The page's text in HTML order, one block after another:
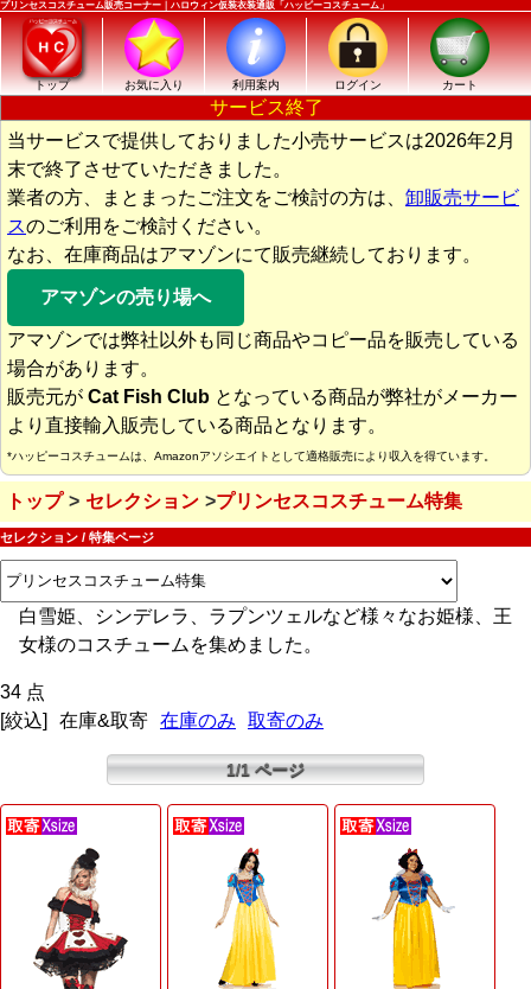
プリンセスコスチューム販売コーナー｜ハロウィン仮装衣装通販「ハッピーコスチューム」
トップ お気に入り 利用案内 ログイン カート
サービス終了
当サービスで提供しておりました小売サービスは2026年2月
末で終了させていただきました。
業者の方、まとまったご注文をご検討の方は、 卸販売サービ
スのご利用をご検討ください。
なお、在庫商品はアマゾンにて販売継続しております。
アマゾンの売り場へ
アマゾンでは弊社以外も同じ商品やコピー品を販売している
場合があります。
販売元が Cat Fish Club となっている商品が弊社がメーカー
より直接輸入販売している商品となります。
*ハッピーコスチュームは、Amazonアソシエイトとして適格販売により収入を得ています。
トップ セレクション プリンセスコスチューム特集
セレクション / 特集ページ
白雪姫、シンデレラ、ラプンツェルなど様々なお姫様、王
女様のコスチュームを集めました。
34 点
[絞込]
在庫&取寄 在庫のみ 取寄のみ
1/1 ページ